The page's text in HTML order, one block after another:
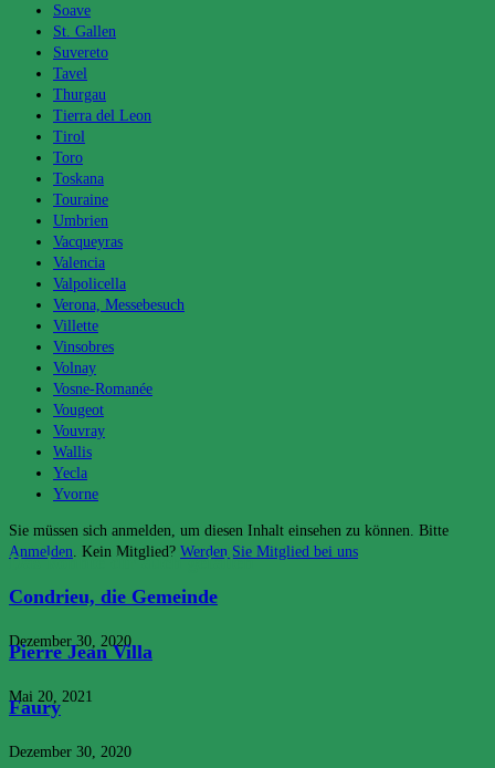
Soave
St. Gallen
Suvereto
Tavel
Thurgau
Tierra del Leon
Tirol
Toro
Toskana
Touraine
Umbrien
Vacqueyras
Valencia
Valpolicella
Verona, Messebesuch
Villette
Vinsobres
Volnay
Vosne-Romanée
Vougeot
Vouvray
Wallis
Yecla
Yvorne
Sie müssen sich anmelden, um diesen Inhalt einsehen zu können. Bitte
Anmelden. Kein Mitglied? Werden Sie Mitglied bei uns
Das könnte dir auch gefallen
Condrieu, die Gemeinde
Dezember 30, 2020
Pierre Jean Villa
Mai 20, 2021
Faury
Dezember 30, 2020